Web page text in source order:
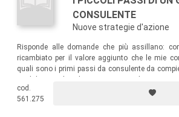
CONSULENTE
Nuove strategie d'azione
Risponde alle domande che più assillano:
ricambiato per il valore aggiunto che le mie
quali sono i primi passi da consulente da
successo?
cod.
561.275